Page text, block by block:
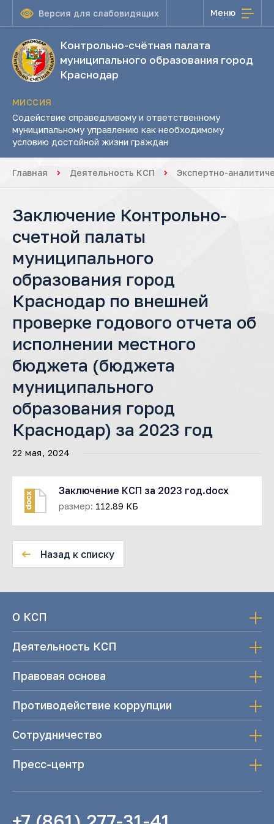
Версия для слабовидящих Меню
Контрольно-счётная палата
муниципального образования город
Краснодар
МИССИЯ
Содействие справедливому и ответственному
муниципальному управлению как необходимому
условию достойной жизни граждан
Главная Деятельность КСП Экспертно-
Заключение Контрольно-
счетной палаты
муниципального
образования город
Краснодар по внешней
проверке годового отчета об
исполнении местного
бюджета (бюджета
муниципального
образования город
Краснодар) за 2023 год
22 мая, 2024
docx
Заключение КСП за 2023 год.docx
размер: 112.89 КБ
Назад к списку
О КСП
Деятельность КСП
Правовая основа
Противодействие коррупции
Сотрудничество
Пресс-центр